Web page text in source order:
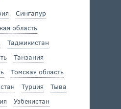
Сингапур
область
Таджикистан
Танзания
Томская область
Турция
Тыва
Узбекистан